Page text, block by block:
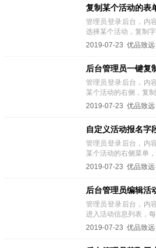
复制某个活动的表
管理员登录后台，内
选择某个活动，复制字
2019-07-23 优品致远
后台管理员一键复
管理员登录后台，内
某个活动的右侧，复制
2019-07-23 优品致远
自定义活动报名字
管理员登录后台，内
某个活动的右侧菜单，
2019-07-23 优品致远
后台管理员编辑活
管理员登录后台，内
进入活动信息列表，每
2019-07-23 优品致远